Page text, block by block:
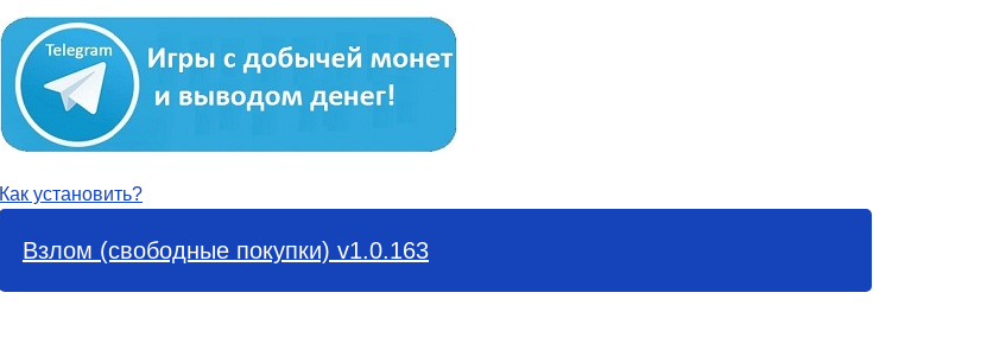
Как установить?
Взлом (свободные покупки) v1.0.163